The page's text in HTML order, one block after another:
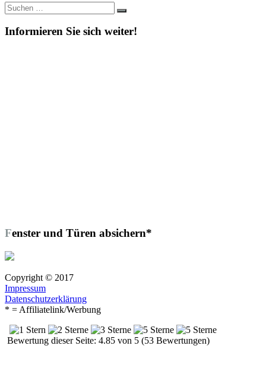
Suche
nach:
Suchen
Informieren Sie sich weiter!
Fenster und Türen absichern*
Copyright © 2017
Impressum
Datenschutzerklärung
* = Affiliatelink/Werbung
Bewertung dieser Seite: 4.85 von 5 (53 Bewertungen)